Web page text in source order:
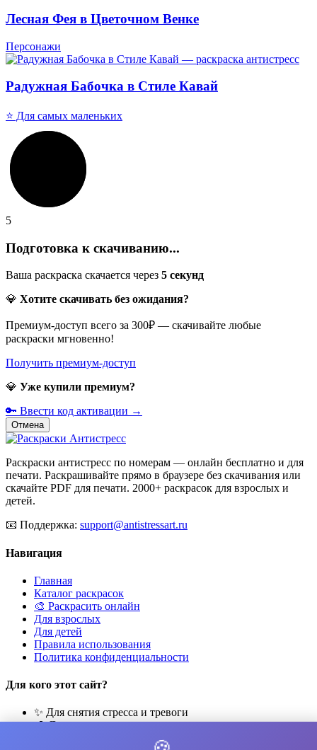
Лесная Фея в Цветочном Венке
Персонажи
Радужная Бабочка в Стиле Кавай
⭐ Для самых маленьких
5
Подготовка к скачиванию...
Ваша раскраска скачается через 5 секунд
💎 Хотите скачивать без ожидания?
Премиум-доступ всего за 300₽ — скачивайте любые
раскраски мгновенно!
Получить премиум-доступ
💎 Уже купили премиум?
🔑 Ввести код активации →
Отмена
Раскраски антистресс по номерам — онлайн бесплатно и для
печати. Раскрашивайте прямо в браузере без скачивания или
скачайте PDF для печати. 2000+ раскрасок для взрослых и
детей.
📧 Поддержка: support@antistressart.ru
Навигация
Главная
Каталог раскрасок
🎨 Раскрасить онлайн
Для взрослых
Для детей
Правила использования
Политика конфиденциальности
Для кого этот сайт?
✨ Для снятия стресса и тревоги
🎨 Для развития креативности
🧘 Для медитации и расслабления